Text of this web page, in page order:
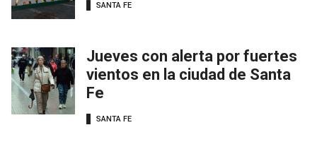
SANTA FE
Jueves con alerta por fuertes
vientos en la ciudad de Santa
Fe
SANTA FE